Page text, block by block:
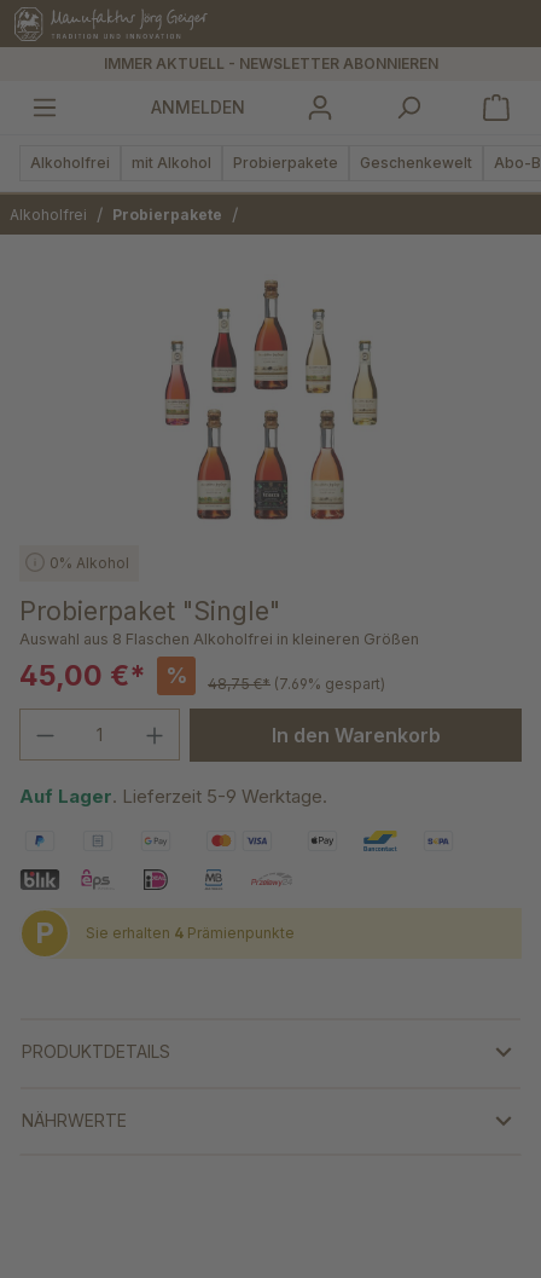
springen
IMMER AKTUELL - NEWSLETTER ABONNIEREN
ANMELDEN
Alkoholfrei mit Alkohol Probierpakete Geschenkewelt Abo-
Alkoholfrei / Probierpakete /
0% Alkohol
Probierpaket "Single"
Auswahl aus 8 Flaschen Alkoholfrei in kleineren Größen
45,00 €* % 48,75 €* (7.69% gespart)
Produkt Anzahl: Gib den gewünschten
In den Warenkorb
Auf Lager. Lieferzeit 5-9 Werktage.
P Sie erhalten 4 Prämienpunkte
PRODUKTDETAILS
NÄHRWERTE